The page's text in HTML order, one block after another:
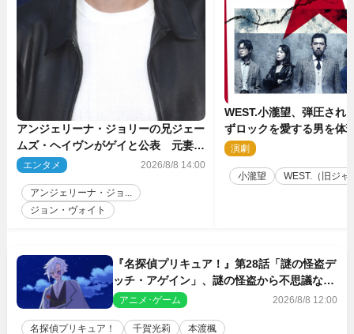
アンジェリーナ・ジョリーの兄ジェー
ムズ・ヘイヴンがゲイと公表 元妻の
生配信で明らかに
エンタメ 2026/8/8 14:00
アンジェリーナ・ジョ...
ジョン・ヴォイト
WEST.小瀧望、弾圧され
ずロックを愛する男を
台『ロックンロール』ビ
演劇
小瀧望 WEST.（旧ジャ
『名探偵プリキュア！』第28話「謎の怪盗デ
ッチ・アゲイン」、謎の怪盗から不思議な予
告状が届く
アニメ･ゲーム 2026/8/8 12:00
名探偵プリキュア！ 千賀光莉 本渡楓